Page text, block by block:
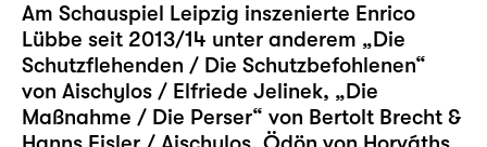
Am Schauspiel Leipzig inszenierte Enrico
Lübbe seit 2013/14 unter anderem „Die
Schutzflehenden / Die Schutzbefohlenen“
von Aischylos / Elfriede Jelinek, „Die
Maßnahme / Die Perser“ von Bertolt Brecht &